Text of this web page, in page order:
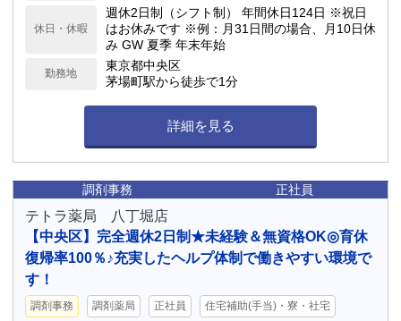
休日・休暇
週休2日制（シフト制） 年間休日124日 ※祝日
はお休みです ※例：月31日間の場合、月10日休
み GW 夏季 年末年始
勤務地
東京都中央区
茅場町駅から徒歩で1分
詳細を見る
調剤事務 正社員
テトラ薬局 八丁堀店
【中央区】完全週休2日制★未経験＆無資格OK◎育休
復帰率100％♪充実したヘルプ体制で働きやすい環境で
す！
調剤事務 調剤薬局 正社員 住宅補助(手当)・寮・社宅